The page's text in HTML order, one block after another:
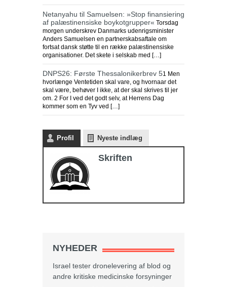
Netanyahu til Samuelsen: »Stop finansiering
af palæstinensiske boykotgrupper« Torsdag
morgen underskrev Danmarks udenrigsminister
Anders Samuelsen en partnerskabsaftale om
fortsat dansk støtte til en række palæstinensiske
organisationer. Det skete i selskab med […]
DNPS26: Første Thessalonikerbrev 51 Men
hvorlænge Ventetiden skal vare, og hvornaar det
skal være, behøver I ikke, at der skal skrives til jer
om. 2 For I ved det godt selv, at Herrens Dag
kommer som en Tyv ved […]
Profil Nyeste indlæg
Skriften
NYHEDER
Israel tester dronelevering af blod og
transportere blodprodukter og
IDF i felten. Den 28. marts lettede en
autonom drone med 3,8 kg blod fra